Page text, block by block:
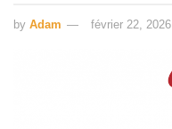
by Adam février 22, 2026